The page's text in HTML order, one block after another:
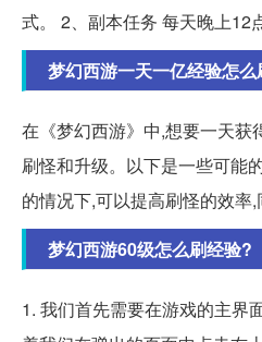
式。 2、副本任务 每天晚上12
梦幻西游一天一亿经验怎么
在《梦幻西游》中,想要一天获
刷怪和升级。以下是一些可能
的情况下,可以提高刷怪的效率,
梦幻西游60级怎么刷经验?
1. 我们首先需要在游戏的主界